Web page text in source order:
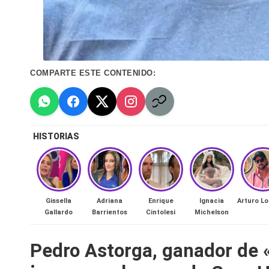
🔥
R
e
al
it
T
COMPARTE ESTE CONTENIDO:
HISTORIAS
Gissella
Gallardo
Adriana
Barrientos
Enrique
Cintolesi
Ignacia
Michelson
Arturo
Pedro Astorga, ganador